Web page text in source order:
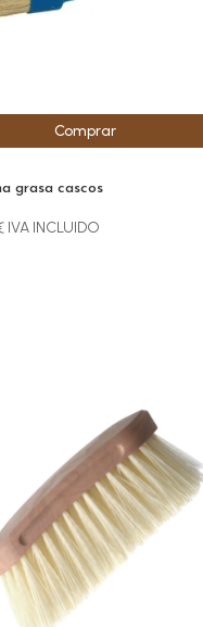
grasa cascos
IVA INCLUIDO
Comprar